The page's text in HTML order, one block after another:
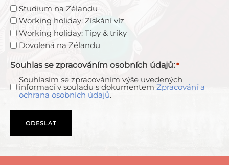
Studium na Zélandu
Working holiday: Získání víz
Working holiday: Tipy & triky
Dovolená na Zélandu
Souhlas se zpracováním osobních údajů: *
Souhlasím se zpracováním výše uvedených
informací v souladu s dokumentem Zpracování a
ochrana osobních údajů.